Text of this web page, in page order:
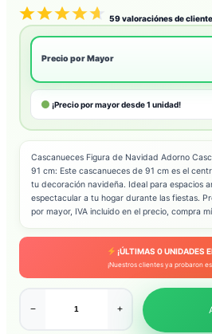
59valoraciónes de cliente
Precio por Mayor
¡Precio por mayor desde 1 unidad!
Cascanueces Figura de Navidad Adorno
91 cm: Este cascanueces de 91 cm es el
tu decoración navideña. Ideal para espacios
espectacular a tu hogar durante las fiestas.
por mayor, IVA incluido en el precio, compra
¡ÚLTIMAS0UNIDADES
¡Nuestros clientes ya probaron
− +